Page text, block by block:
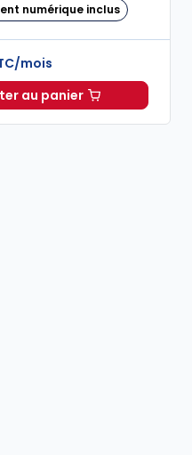
numérique inclus
mois
au panier
Revue Droit du Travail à